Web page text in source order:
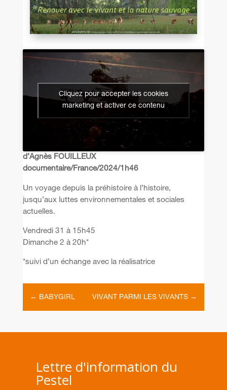
Cliquez pour accepter les cookies
marketing et activer ce contenu
d’Agnès FOUILLEUX
documentaire/France/2024/1h46
Un voyage depuis la préhistoire à l’histoire,
jusqu’aux luttes environnementales et sociales
actuelles.
Vendredi 31 à 15h45
Dimanche 2 à 20h*
*suivi d’un échange avec la réalisatrice
← BABYGIRL VIVANT PARMI LES VIVANTS →
Lettre d'information du
Pestel